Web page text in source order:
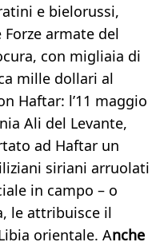
e bielorussi,
armate del
con migliaia di
mille dollari al
Haftar: l’11 maggio
Ali del Levante,
ad Haftar un
siriani arruolati
in campo – o
le attribuisce il
orientale. Anche